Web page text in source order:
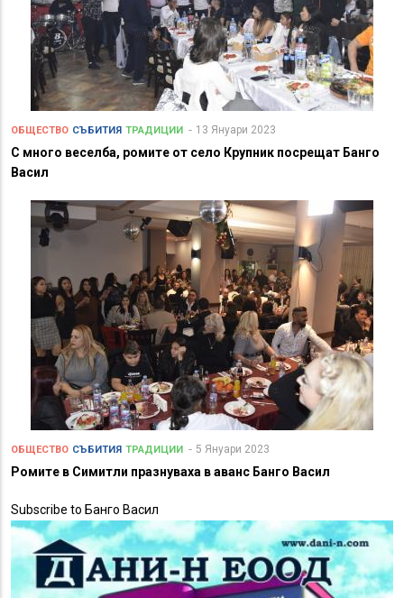
ОБЩЕСТВО СЪБИТИЯ ТРАДИЦИИ 13 Януари 2023
С много веселба, ромите от село Крупник посрещат Банго
Васил
ОБЩЕСТВО СЪБИТИЯ ТРАДИЦИИ 5 Януари 2023
Ромите в Симитли празнуваха в аванс Банго Васил
Subscribe to Банго Васил